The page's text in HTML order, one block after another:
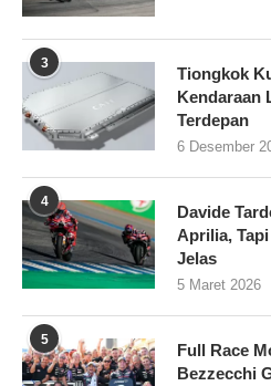
3
Tiongkok
Kendaraan
Terdepan
6 Desember
4
Davide
Aprilia,
Jelas
5 Maret 2026
5
Full Race
Bezzecchi